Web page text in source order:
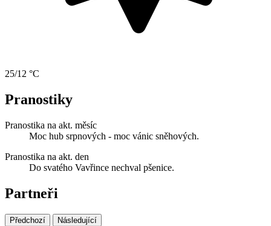
25/12 °C
Pranostiky
Pranostika na akt. měsíc
Moc hub srpnových - moc vánic sněhových.
Pranostika na akt. den
Do svatého Vavřince nechval pšenice.
Partneři
Předchozí Následující